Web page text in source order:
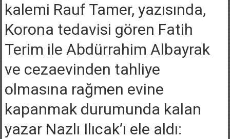
kalemi Rauf Tamer, yazısında,
Korona tedavisi gören Fatih
Terim ile Abdürrahim Albayrak
ve cezaevinden tahliye
olmasına rağmen evine
kapanmak durumunda kalan
yazar Nazlı Ilıcak’ı ele aldı: